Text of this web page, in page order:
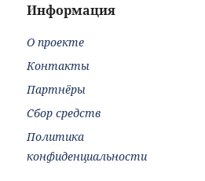
Информация
О проекте
Контакты
Партнёры
Сбор средств
Политика
конфиденциальности